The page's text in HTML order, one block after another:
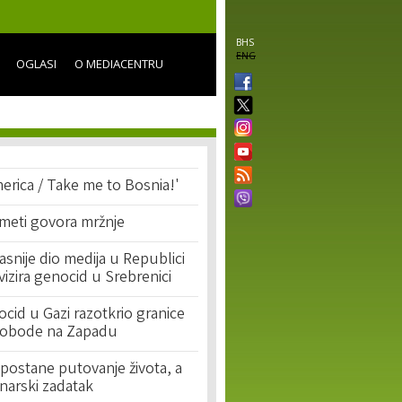
BHS
ENG
OGLASI O MEDIACENTRU
/ Take me to Bosnia!'
govora mržnje
dio medija u Republici
genocid u Srebrenici
u Gazi razotkrio granice
na Zapadu
putovanje života, a
zadatak